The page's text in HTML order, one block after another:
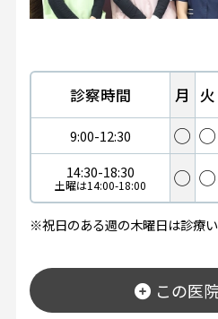
診察時間 月 火
9:00-12:30 ◯ ◯
14:30-18:30
土曜は14:00-18:00 ◯ ◯
※祝日のある週の木曜日は診療い
この医